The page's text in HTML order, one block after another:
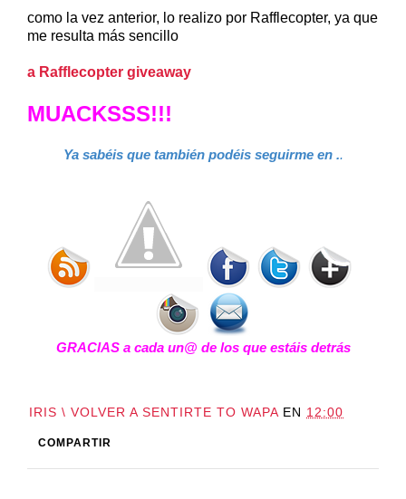
como la vez anterior, lo realizo por Rafflecopter, ya que
me resulta más sencillo
a Rafflecopter giveaway
MUACKSSS!!!
Ya sabéis que también podéis seguirme en ..
GRACIAS a cada un@ de los que estáis detrás
IRIS \ VOLVER A SENTIRTE TO WAPA EN 12:00
COMPARTIR